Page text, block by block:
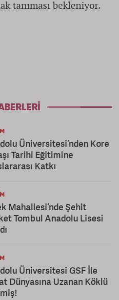
tanıması bekleniyor.
Üniversitesi’nden Kore
Tarihi Eğitimine
Katkı
Mahallesi’nde Şehit
Tombul Anadolu Lisesi
Üniversitesi GSF İle
Dünyasına Uzanan Köklü